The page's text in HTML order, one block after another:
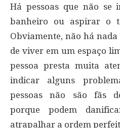
Há pessoas que não
banheiro ou aspirar o
Obviamente, não há
de viver em um espaço
pessoa presta muita
indicar alguns
pessoas não são fãs
porque podem
atrapalhar a ordem